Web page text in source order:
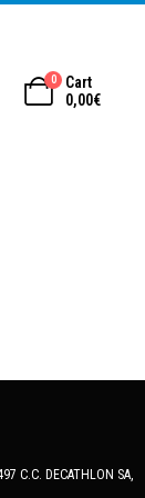
0
Cart
0,00€
C.C. DECATHLON SA,